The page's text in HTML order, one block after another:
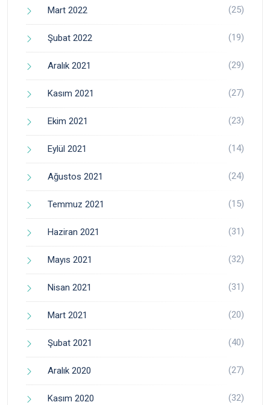
Mart 2022 (25)
Şubat 2022 (19)
Aralık 2021 (29)
Kasım 2021 (27)
Ekim 2021 (23)
Eylül 2021 (14)
Ağustos 2021 (24)
Temmuz 2021 (15)
Haziran 2021 (31)
Mayıs 2021 (32)
Nisan 2021 (31)
Mart 2021 (20)
Şubat 2021 (40)
Aralık 2020 (27)
Kasım 2020 (32)